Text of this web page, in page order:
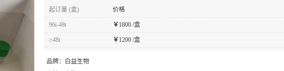
起订量 (盒) 价格
96t-48t ￥ 1800 /盒
≥48t ￥ 1200 /盒
品牌：
白益生物